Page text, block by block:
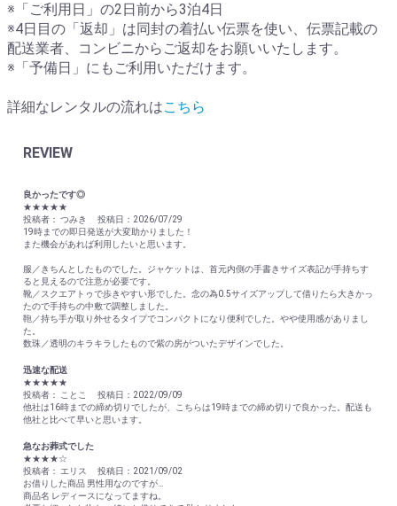
※「ご利用日」の2日前から3泊4日
※4日目の「返却」は同封の着払い伝票を使い、伝票記載の
配送業者、コンビニからご返却をお願いいたします。
※「予備日」にもご利用いただけます。
詳細なレンタルの流れはこちら
REVIEW
良かったです◎
★★★★★
投稿者： つみき 投稿日：2026/07/29
19時までの即日発送が大変助かりました！
また機会があれば利用したいと思います。
服／きちんとしたものでした。ジャケットは、首元内側の手書きサイズ表記が手持ちす
ると見えるので注意が必要です。
靴／スクエアトゥで歩きやすい形でした。念の為0.5サイズアップして借りたら大きかっ
たので手持ちの中敷で調整しました。
鞄／持ち手が取り外せるタイプでコンパクトになり便利でした。やや使用感がありまし
た。
数珠／透明のキラキラしたもので紫の房がついたデザインでした。
迅速な配送
★★★★★
投稿者： ことこ 投稿日：2022/09/09
他社は16時までの締め切りでしたが、こちらは19時までの締め切りで良かった。配送も
他社と比べて早いと思います。
急なお葬式でした
★★★★☆
投稿者： エリス 投稿日：2021/09/02
お借りした商品 男性用なのですが…
商品名 レディースになってますね。